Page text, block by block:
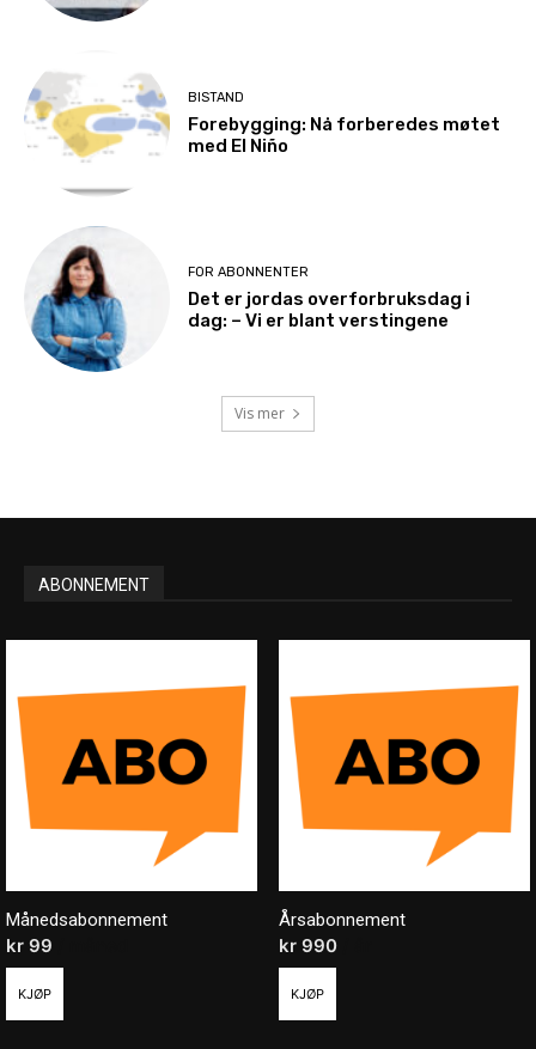
BISTAND
Forebygging: Nå forberedes møtet
med El Niño
FOR ABONNENTER
Det er jordas overforbruksdag i
dag: – Vi er blant verstingene
Vis mer
ABONNEMENT
Månedsabonnement
kr 99
KJØP
Årsabonnement
kr990
KJØP